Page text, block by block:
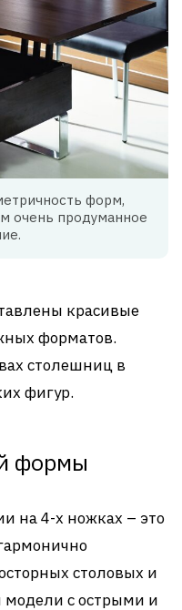
форм,
очень продуманное
красивые
форматов.
столешниц в
фигур.
формы
на 4-х ножках – это
столовых и
модели с острыми и